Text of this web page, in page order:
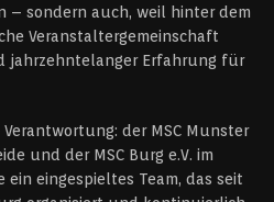
sondern auch, weil hinter dem
Veranstaltergemeinschaft
jahrzehntelanger Erfahrung für
der MSC Munster
und der MSC Burg e.V. im
ein eingespieltes Team, das seit